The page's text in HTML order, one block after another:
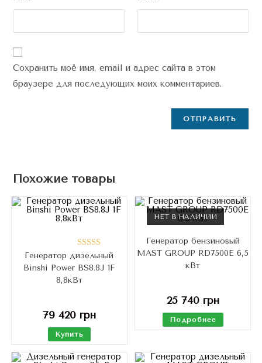
Сохранить моё имя, email и адрес сайта в этом
браузере для последующих моих комментариев.
Похожие товары
Оценка
5.00из 5
Генератор дизельный
Binshi Power BS8.8J 1F
8,8кВт
79 420грн
Купить
НЕТ В НАЛИЧИИ
Генератор бензиновый
MAST GROUP RD7500E 6,5
кВт
25 740грн
Подробнее